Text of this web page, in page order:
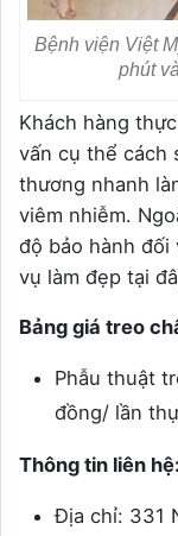
Bệnh viện Việt
phút
Khách hàng
vấn cụ thể cách
thương nhanh
viêm nhiễm.
độ bảo hành đối
vụ làm đẹp tại
Bảng giá treo
Phẫu thuật
đồng/ lần
Thông tin liên hệ:
Địa chỉ: 331